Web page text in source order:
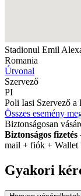
Stadionul Emil
Romania
Útvonal
Szervező
PI
Poli Iasi Szervező a
Összes esemény
Biztonságosan
Biztonságos fizetés
mail + fiók + Wallet
Gyakori